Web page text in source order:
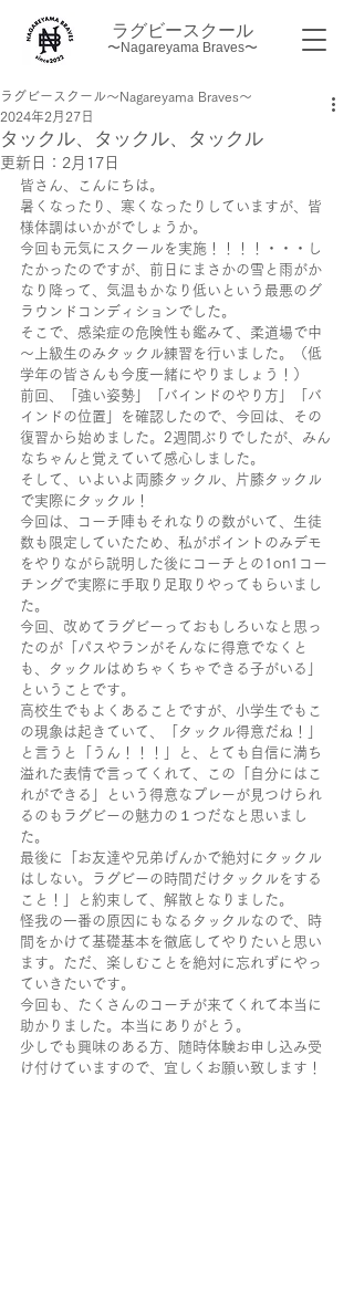
ラグビースクール
〜Nagareyama Braves〜
タックル、タックル、タックル
ラグビースクール～Nagareyama Braves～
2024年2月27日
更新日： 2月17日
皆さん、こんにちは。
暑くなったり、寒くなったりしていますが、皆
様体調はいかがでしょうか。
今回も元気にスクールを実施！！！！・・・し
たかったのですが、前日にまさかの雪と雨がか
なり降って、気温もかなり低いという最悪のグ
ラウンドコンディションでした。
そこで、感染症の危険性も鑑みて、柔道場で中
～上級生のみタックル練習を行いました。（低
学年の皆さんも今度一緒にやりましょう！）
前回、「強い姿勢」「バインドのやり方」「バ
インドの位置」を確認したので、今回は、その
復習から始めました。2週間ぶりでしたが、みん
なちゃんと覚えていて感心しました。
そして、いよいよ両膝タックル、片膝タックル
で実際にタックル！
今回は、コーチ陣もそれなりの数がいて、生徒
数も限定していたため、私がポイントのみデモ
をやりながら説明した後にコーチとの1on1コー
チングで実際に手取り足取りやってもらいまし
た。
今回、改めてラグビーっておもしろいなと思っ
たのが「パスやランがそんなに得意でなくと
も、タックルはめちゃくちゃできる子がいる」
ということです。
高校生でもよくあることですが、小学生でもこ
の現象は起きていて、「タックル得意だね！」
と言うと「うん！！！」と、とても自信に満ち
溢れた表情で言ってくれて、この「自分にはこ
れができる」という得意なプレーが見つけられ
るのもラグビーの魅力の１つだなと思いまし
た。
最後に「お友達や兄弟げんかで絶対にタックル
はしない。ラグビーの時間だけタックルをする
こと！」と約束して、解散となりました。
怪我の一番の原因にもなるタックルなので、時
間をかけて基礎基本を徹底してやりたいと思い
ます。ただ、楽しむことを絶対に忘れずにやっ
ていきたいです。
今回も、たくさんのコーチが来てくれて本当に
助かりました。本当にありがとう。
少しでも興味のある方、随時体験お申し込み受
け付けていますので、宜しくお願い致します！